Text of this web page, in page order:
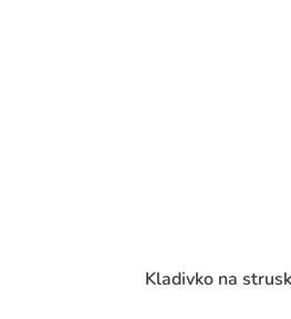
Kladivko na